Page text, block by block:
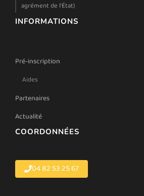
agrément de l'État)
INFORMATIONS
Pré-inscription
Aides
Partenaires
Actualité
COORDONNÉES
04 82 53 25 67